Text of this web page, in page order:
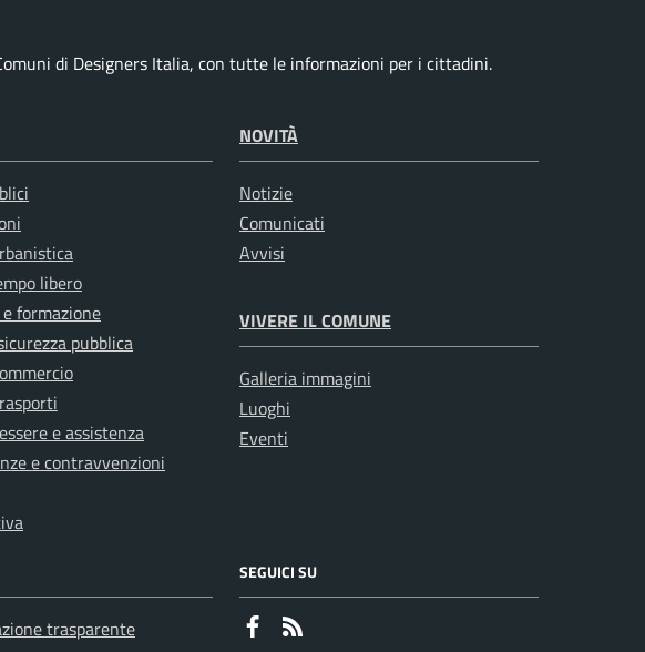
di Designers Italia, con tutte le informazioni per i cittadini.
libero
formazione
pubblica
e assistenza
e contravvenzioni
NOVITÀ
Notizie
Comunicati
Avvisi
VIVERE IL COMUNE
Galleria immagini
Luoghi
Eventi
trasparente
SEGUICI SU
Faceboook